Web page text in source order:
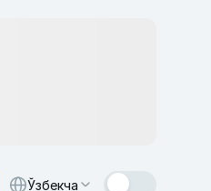
Ўзбекча